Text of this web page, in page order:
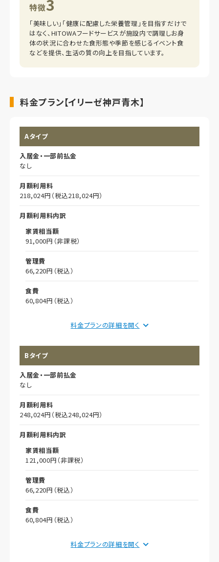
特徴3
「美味しい」「健康に配慮した栄養管理」を目指すだけで
はなく、HITOWAフードサービスが施設内で調理しお身
体の状況に合わせた食形態や季節を感じるイベント食
などを提供、生活の質の向上を目指しています。
料金プラン【イリーゼ神戸青木】
Aタイプ
入居金・一部前払金
なし
月額利用料
218,024円（税込218,024円）
月額利用料内訳
家賃相当額
91,000円（非課税）
管理費
66,220円（税込）
食費
60,804円（税込）
想定居住期間（償却年月数）
その他事項
個室
料金プランの詳細を
Bタイプ
入居金・一部前払金
なし
月額利用料
248,024円（税込248,024円）
月額利用料内訳
家賃相当額
121,000円（非課税）
管理費
66,220円（税込）
食費
60,804円（税込）
料金プランの詳細を